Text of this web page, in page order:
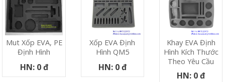
Mut Xốp EVA, PE
Định Hình
HN: 0 đ
Xốp EVA Định
Hình QM5
HN: 0 đ
Khay EVA Định
Hình Kích Thước
Theo Yêu Cầu
HN: 0 đ